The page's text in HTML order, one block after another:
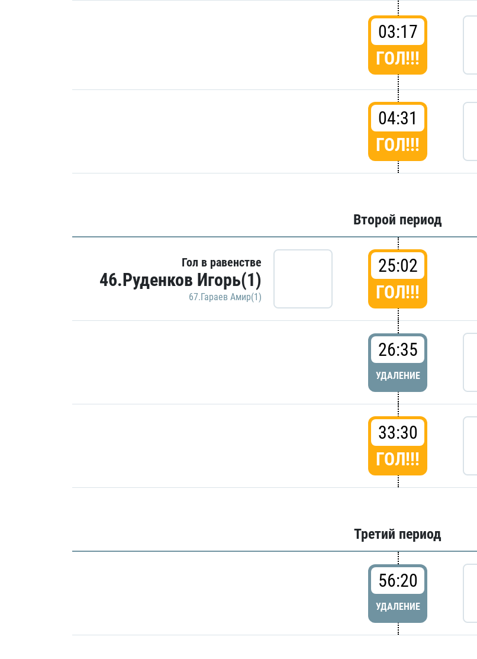
03:17
ГОЛ!!!
04:31
ГОЛ!!!
Второй период
Гол в равенстве
46.Руденков Игорь(1)
67.Гараев Амир(1)
25:02
ГОЛ!!!
26:35
УДАЛЕНИЕ
33:30
ГОЛ!!!
Третий период
56:20
УДАЛЕНИЕ